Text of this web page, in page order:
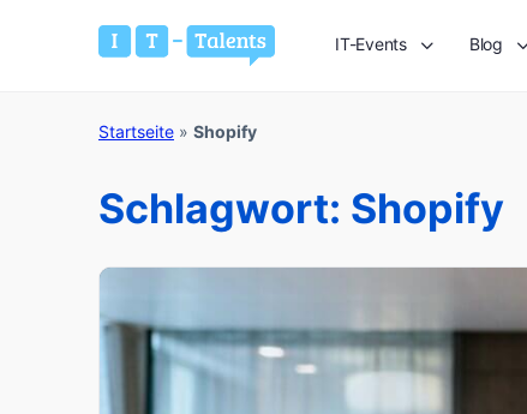
IT-Events Blog
Startseite » Shopify
Schlagwort: Shopify